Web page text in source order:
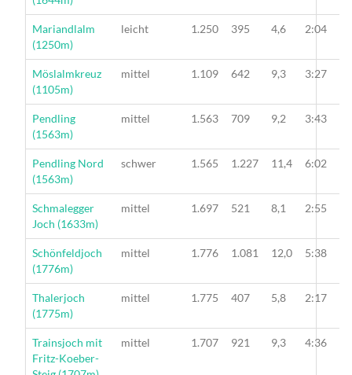
Wanderung
Mariandlalm
(1250m)
leicht 1.250 395 4,6 2:04
Wanderung
Möslalmkreuz
(1105m)
mittel 1.109 642 9,3 3:27
Wanderung
Pendling
(1563m)
mittel 1.563 709 9,2 3:43
Wanderung
Pendling Nord
(1563m)
schwer 1.565 1.227 11,4 6:02
Wanderung
Schmalegger
Joch (1633m)
mittel 1.697 521 8,1 2:55
Wanderung
Schönfeldjoch
(1776m)
mittel 1.776 1.081 12,0 5:38
Wanderung
Thalerjoch
(1775m)
mittel 1.775 407 5,8 2:17
Wanderung
Trainsjoch mit
Fritz-Koeber-
mittel 1.707 921 9,3 4:36